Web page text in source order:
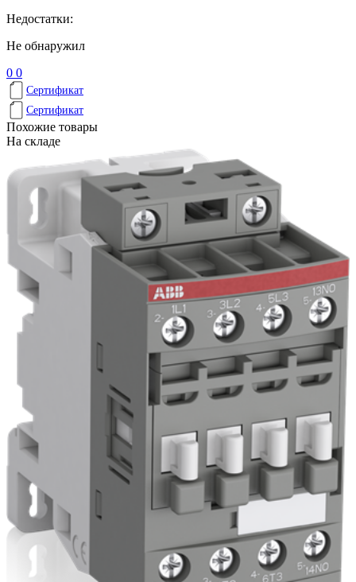
Недостатки:
Не обнаружил
0 0
Сертификат
Сертификат
Похожие товары
На складе